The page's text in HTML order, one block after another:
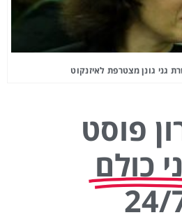
גני גונן מצטרפת לאיזנקוט
פוסט
כולם
24/